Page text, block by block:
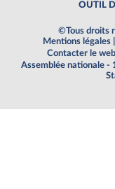
OUTIL
©Tous droits
Mentions légales
Contacter le
Assemblée nationale -